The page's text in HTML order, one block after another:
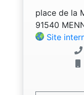
place de la
91540
Site